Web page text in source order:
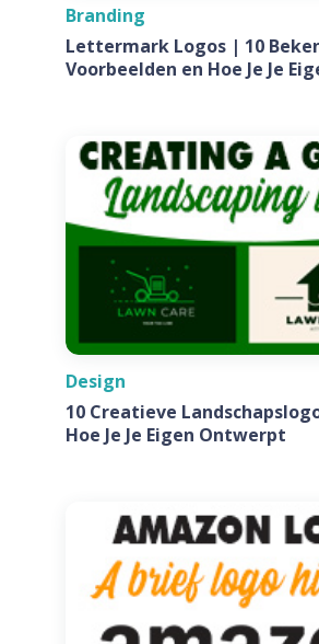
Branding
Lettermark Logos | 10
Voorbeelden en Hoe Je Je
Design
10 Creatieve
Hoe Je Je Eigen Ontwerpt